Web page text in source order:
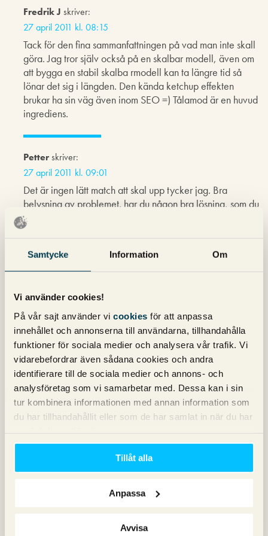
Samtycke Information Om
Vi använder cookies!
På vår sajt använder vi cookies för att anpassa
innehållet och annonserna till användarna, tillhandahålla
funktioner för sociala medier och analysera vår trafik. Vi
vidarebefordrar även sådana cookies och andra
identifierare till de sociala medier och annons- och
analysföretag som vi samarbetar med. Dessa kan i sin
tur kombinera informationen med annan information som
du har tillhandahållit eller som de har samlat in när du har
Tillåt alla
Anpassa
Avvisa
Fredrik J skriver:
27 april 2011 kl. 08:15
Tack för den fina sammanfattningen på vad man inte skall
göra. Jag tror själv också på en skalbar modell, även om
att bygga en stabil skalba rmodell kan ta längre tid så
lönar det sig i längden. Den kända ketchup effekten
brukar ha sin väg även inom SEO =) Tålamod är en huvud
ingrediens.
Petterskriver:
27 april 2011 kl. 09:01
Det är ingen lätt match att skal upp tycker jag. Bra
belysning av problemet. har du någon bra lösning, som du
vill dela med dig av Magnus?
Petter
27 april 2011 kl. 14:45
Helt klart något som de flesta av oss brottats med. Och
även fast man bygger bra med satelitsajter så behöver
dessa få länkkraft från extern part för att kunna gynna de
huvudsajter som vill ranka.
Det gäller att hitta bra personer att samarbeta med precis
som Jonas var inne på.
Niklasskriver:
”Jag skulle till och med vilja påstå att sökmotoroptimering
är ruskigt enkelt, det är sökmotoroptimering i större skala
som innebär all utmaning.”
Kan inte annat än att hålla med på just denna biten. (Och